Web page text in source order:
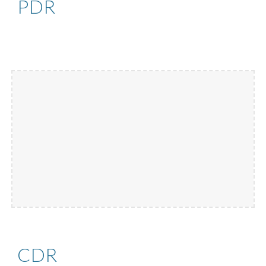
PDR
CDR